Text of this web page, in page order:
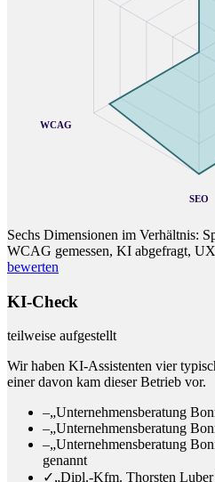
SEO
WCAG
Sechs Dimensionen im Verhältnis:
WCAG gemessen, KI abgefragt,
bewerten
KI-Check
teilweise aufgestellt
Wir haben KI-Assistenten vier
einer davon kam dieser Betrieb vor.
–„Unternehmensberatung
–„Unternehmensberatung
–„Unternehmensberatung
genannt
✓„Dipl.-Kfm. Thorsten